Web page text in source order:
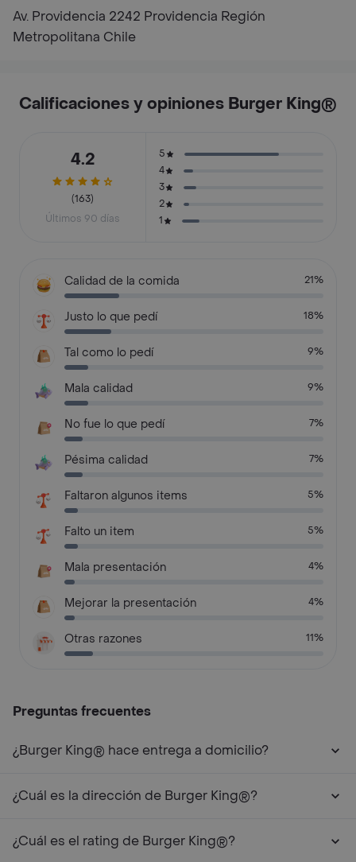
Av. Providencia 2242 Providencia Región
Metropolitana Chile
Calificaciones y opiniones Burger King®
4.2
(163)
Últimos 90 días
5
4
3
2
1
Calidad de la comida 21%
Justo lo que pedí 18%
Tal como lo pedí 9%
Mala calidad 9%
No fue lo que pedí 7%
Pésima calidad 7%
Faltaron algunos items 5%
Falto un item 5%
Mala presentación 4%
Mejorar la presentación 4%
Otras razones 11%
Preguntas frecuentes
¿Burger King® hace entrega a domicilio?
¿Cuál es la dirección de Burger King®?
¿Cuál es el rating de Burger King®?